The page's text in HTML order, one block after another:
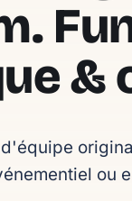
&
ou